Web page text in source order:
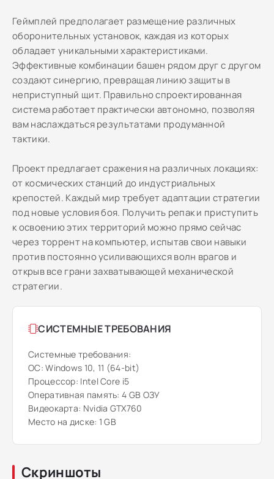
Геймплей предполагает размещение различных
оборонительных установок, каждая из которых
обладает уникальными характеристиками.
Эффективные комбинации башен рядом друг с другом
создают синергию, превращая линию защиты в
неприступный щит. Правильно спроектированная
система работает практически автономно, позволяя
вам наслаждаться результатами продуманной
тактики.
Проект предлагает сражения на различных локациях:
от космических станций до индустриальных
крепостей. Каждый мир требует адаптации стратегии
под новые условия боя. Получить репак и приступить
к освоению этих территорий можно прямо сейчас
через торрент на компьютер, испытав свои навыки
против постоянно усиливающихся волн врагов и
открыв все грани захватывающей механической
стратегии.
СИСТЕМНЫЕ ТРЕБОВАНИЯ
Системные требования:
ОС: Windows 10, 11 (64-bit)
Процессор: Intel Core i5
Оперативная память: 4 GB ОЗУ
Видеокарта: Nvidia GTX760
Место на диске: 1 GB
Скриншоты